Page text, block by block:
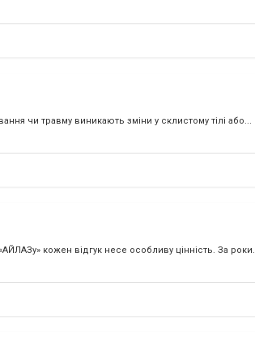
чи травму виникають зміни у склистому тілі або...
кожен відгук несе особливу цінність. За